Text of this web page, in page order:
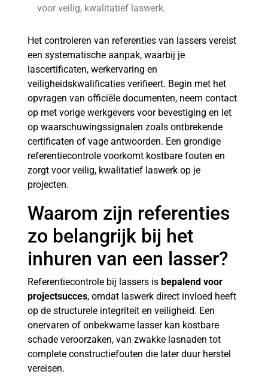
voor veilig, kwalitatief laswerk.
Het controleren van referenties van lassers vereist
een systematische aanpak, waarbij je
lascertificaten, werkervaring en
veiligheidskwalificaties verifieert. Begin met het
opvragen van officiële documenten, neem contact
op met vorige werkgevers voor bevestiging en let
op waarschuwingssignalen zoals ontbrekende
certificaten of vage antwoorden. Een grondige
referentiecontrole voorkomt kostbare fouten en
zorgt voor veilig, kwalitatief laswerk op je
projecten.
Waarom zijn referenties
zo belangrijk bij het
inhuren van een lasser?
Referentiecontrole bij lassers is bepalend voor
projectsucces, omdat laswerk direct invloed heeft
op de structurele integriteit en veiligheid. Een
onervaren of onbekwame lasser kan kostbare
schade veroorzaken, van zwakke lasnaden tot
complete constructiefouten die later duur herstel
vereisen.